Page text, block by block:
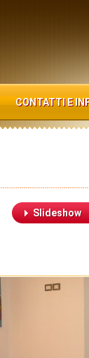
Slideshow
CONTATTI E